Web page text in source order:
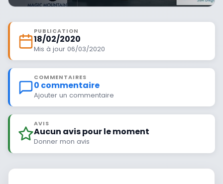
PUBLICATION
18/02/2020
Mis à jour 06/03/2020
COMMENTAIRES
0 commentaire
Ajouter un commentaire
AVIS
Aucun avis pour le moment
Donner mon avis